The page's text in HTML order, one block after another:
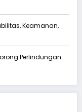
Keamanan,
Perlindungan